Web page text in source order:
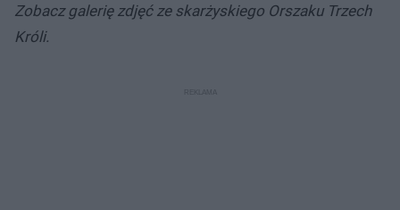
Zobacz galerię zdjęć ze skarżyskiego Orszaku Trzech
Króli.